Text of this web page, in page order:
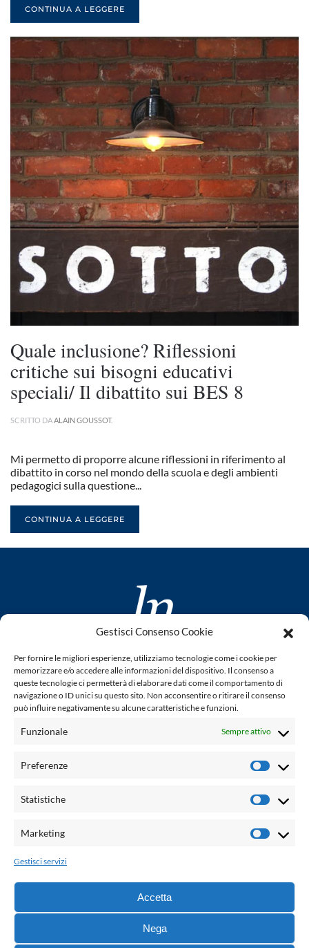
Gestisci Consenso Cookie
Per fornire le migliori esperienze, utilizziamo tecnologie come i cookie per
memorizzare e/o accedere alle informazioni del dispositivo. Il consenso a
queste tecnologie ci permetterà di elaborare dati come il comportamento di
navigazione o ID unici su questo sito. Non acconsentire o ritirare il consenso
può influire negativamente su alcune caratteristiche e funzioni.
Funzionale Sempre attivo
Preferenze
Statistiche
Marketing
Gestisci servizi
Accetta
Nega
CONTINUA A LEGGERE
Quale inclusione? Riflessioni
critiche sui bisogni educativi
speciali/ Il dibattito sui BES 8
SCRITTO DAALAIN GOUSSOT.
Mi permetto di proporre alcune riflessioni in riferimento al
dibattito in corso nel mondo della scuola e degli ambienti
pedagogici sulla questione...
CONTINUA A LEGGERE
www.laletteraturaenoi.it
fondato da Romano Luperini
Questo blog non rappresenta una testata giornalistica in
quanto viene aggiornato senza alcuna periodicità. Non può
legge n° 62 del 7.03.2001. L'autore non è responsabile per
email:
Grafica e web:Salvatore Leto